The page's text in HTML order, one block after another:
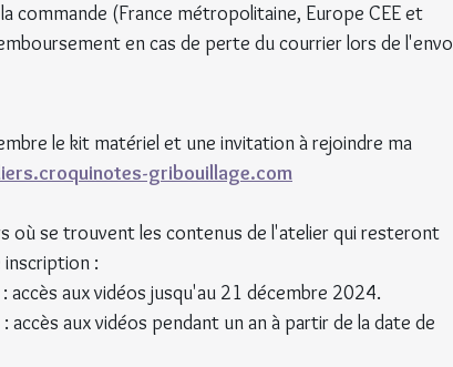
commande (France métropolitaine, Europe CEE et
en cas de perte du courrier lors de
le kit matériel et une invitation à rejoindre ma
gribouillage.com
où se trouvent les contenus de l'atelier qui resteront
inscription :
accès aux vidéos jusqu'au 21 décembre 2024.
accès aux vidéos pendant un an à partir de la date de